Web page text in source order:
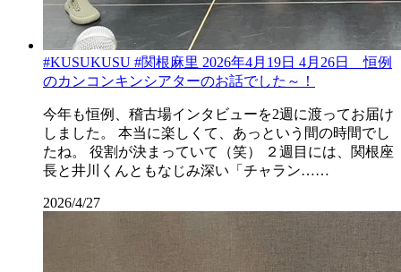
#KUSUKUSU #関根麻里 2026年4月19日 4月26日 恒例
のカンコンキンシアターのお話でした～！
今年も恒例、稽古場インタビューを2週に渡ってお届け
しました。 本当に楽しくて、あっという間の時間でし
たね。 役割が決まっていて（笑） ２週目には、関根座
長と井川くんともなじみ深い「チャラン……
2026/4/27